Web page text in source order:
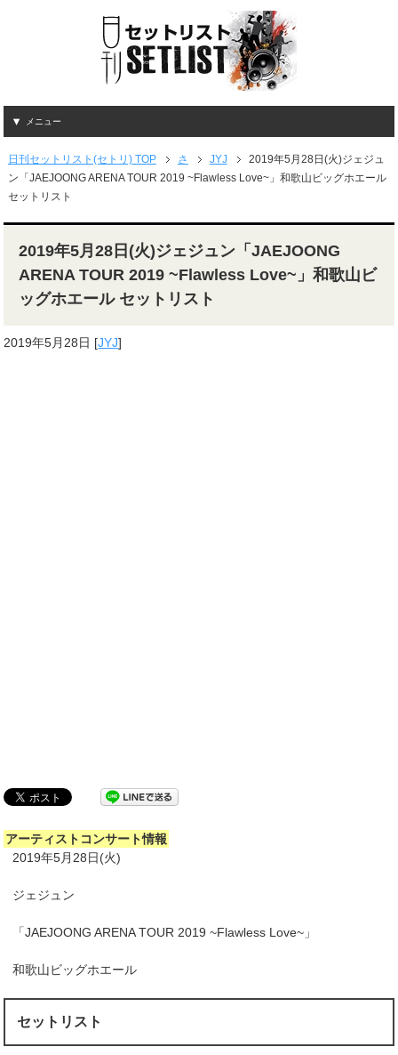
メニュー
日刊セットリスト(セトリ) TOP さ JYJ
2019年5月28日(火)ジェジュ
ン「JAEJOONG ARENA TOUR 2019 ~Flawless Love~」和歌山ビッグホエール
セットリスト
2019年5月28日(火)ジェジュン「JAEJOONG
ARENA TOUR 2019 ~Flawless Love~」和歌山ビ
ッグホエール セットリスト
2019年5月28日 [JYJ]
アーティストコンサート情報
2019年5月28日(火)
ジェジュン
「JAEJOONG ARENA TOUR 2019 ~Flawless Love~」
和歌山ビッグホエール
セットリスト